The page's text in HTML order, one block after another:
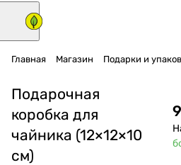
Главная Магазин Подарки и
Подарочная
коробка для
чайника (12×12×10
см)